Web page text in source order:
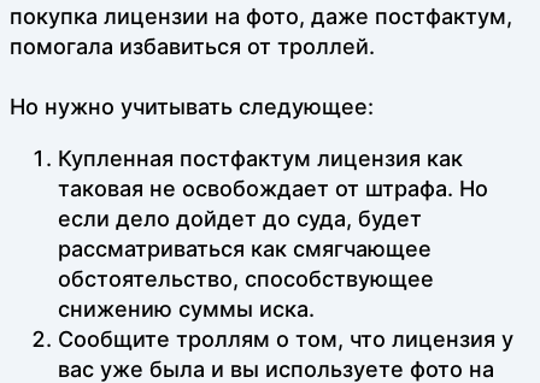
покупка лицензии на фото, даже постфактум,
помогала избавиться от троллей.
Но нужно учитывать следующее:
Купленная постфактум лицензия как
таковая не освобождает от штрафа. Но
если дело дойдет до суда, будет
рассматриваться как смягчающее
обстоятельство, способствующее
снижению суммы иска.
Сообщите троллям о том, что лицензия у
вас уже была и вы используете фото на